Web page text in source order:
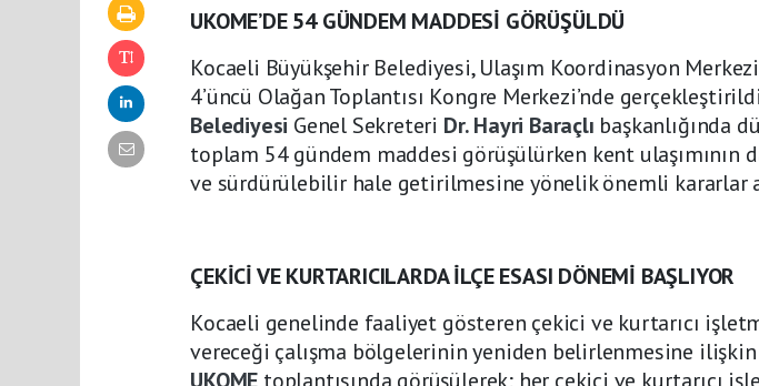
UKOME’DE 54 GÜNDEM MADDESİ GÖRÜŞÜLDÜ
Kocaeli Büyükşehir Belediyesi, Ulaşım Koordinasyon Merkezi
4’üncü Olağan Toplantısı Kongre Merkezi’nde
Belediyesi Genel Sekreteri Dr. Hayri Baraçlı başkanlığında
toplam 54 gündem maddesi görüşülürken kent ulaşımının
ve sürdürülebilir hale getirilmesine yönelik önemli kararlar
ÇEKİCİ VE KURTARICILARDA İLÇE ESASI DÖNEMİ BAŞLIYOR
Kocaeli genelinde faaliyet gösteren çekici ve kurtarıcı
vereceği çalışma bölgelerinin yeniden belirlenmesine
UKOME toplantısında görüşülerek; her çekici ve kurtarıcı